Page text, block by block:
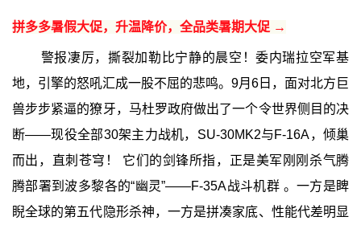
拼多多暑假大促，升温降价，全品类暑期大促 →
警报凄厉，撕裂加勒比宁静的晨空！委内瑞拉空军基
地，引擎的怒吼汇成一股不屈的悲鸣。9月6日，面对北方巨
兽步步紧逼的獠牙，马杜罗政府做出了一个令世界侧目的决
断——现役全部30架主力战机，SU-30MK2与F-16A，倾巢
而出，直刺苍穹！ 它们的剑锋所指，正是美军刚刚杀气腾
腾部署到波多黎各的“幽灵”——F-35A战斗机群 。一方是睥
睨全球的第五代隐形杀神，一方是拼凑家底、性能代差明显